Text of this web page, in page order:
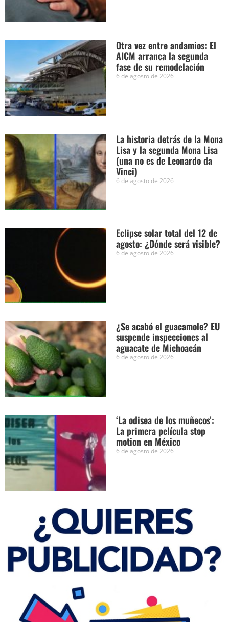
Otra vez entre andamios: El
AICM arranca la segunda
fase de su remodelación
6 de agosto de 2026
La historia detrás de la Mona
Lisa y la segunda Mona Lisa
(una no es de Leonardo da
Vinci)
6 de agosto de 2026
Eclipse solar total del 12 de
agosto: ¿Dónde será visible?
6 de agosto de 2026
¿Se acabó el guacamole? EU
suspende inspecciones al
aguacate de Michoacán
6 de agosto de 2026
‘La odisea de los muñecos’:
La primera película stop
motion en México
6 de agosto de 2026